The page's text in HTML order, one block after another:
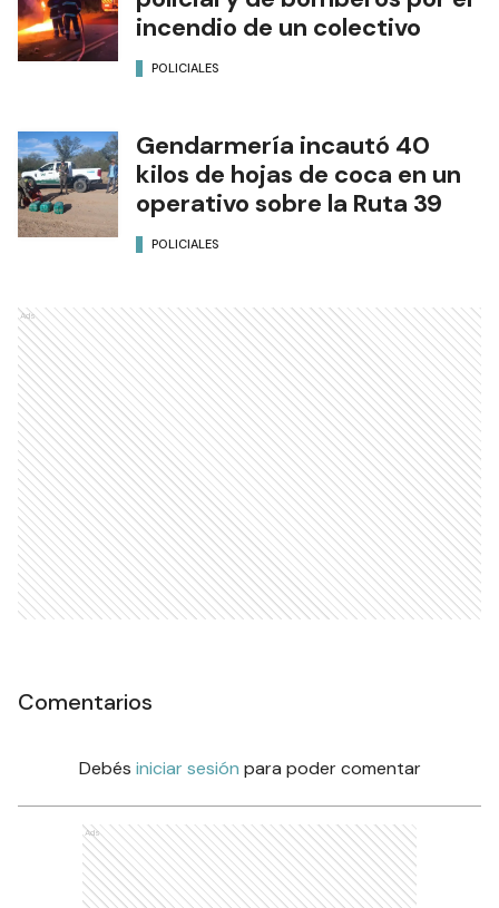
incendio de un colectivo
POLICIALES
Gendarmería incautó 40
kilos de hojas de coca en un
operativo sobre la Ruta 39
POLICIALES
Ads
Comentarios
Debés iniciar sesión para poder comentar
Ads